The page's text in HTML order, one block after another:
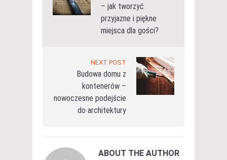
– jak tworzyć
przyjazne i piękne
miejsca dla gości?
NEXT POST
Budowa domu z
kontenerów –
nowoczesne podejście
do architektury
ABOUT THE AUTHOR